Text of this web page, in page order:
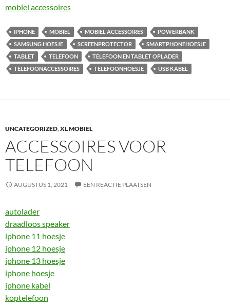
mobiel accessoires
IPHONE MOBIEL MOBIEL ACCESSOIRES
POWERBANK
SAMSUNG HOESJE
SCREENPROTECTOR
SMARTPHONEHOESJE
TABLET
TELEFOON
TELEFOON EN TABLET OPLADER
TELEFOONACCESSOIRES
TELEFOONHOESJE USB KABEL
UNCATEGORIZED,XL MOBIEL
ACCESSOIRES VOOR
TELEFOON
AUGUSTUS 1, 2021 EEN REACTIE PLAATSEN
autolader
draadloos speaker
iphone 11 hoesje
iphone 12 hoesje
iphone 13 hoesje
iphone hoesje
iphone kabel
koptelefoon